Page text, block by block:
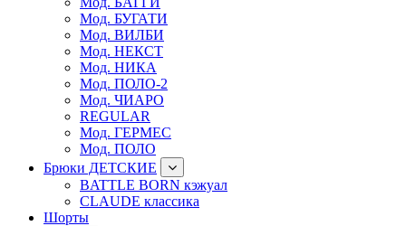
Мод. БУГАТИ
Мод. ВИЛБИ
Мод. НЕКСТ
Мод. НИКА
Мод. ПОЛО-2
Мод. ЧИАРО
REGULAR
Мод. ГЕРМЕС
Мод. ПОЛО
Брюки ДЕТСКИЕ
BATTLE BORN кэжуал
CLAUDE классика
Шорты